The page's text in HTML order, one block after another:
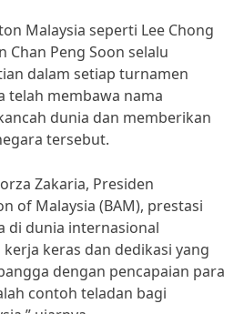
Malaysia seperti Lee Chong
Chan Peng Soon selalu
dalam setiap turnamen
telah membawa nama
dunia dan memberikan
tersebut.
Zakaria, Presiden
of Malaysia (BAM), prestasi
di dunia internasional
keras dan dedikasi yang
dengan pencapaian para
contoh teladan bagi